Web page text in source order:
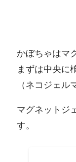
かぼちゃはマ
まずは中央に
（ネコジェル
マグネットジ
す。